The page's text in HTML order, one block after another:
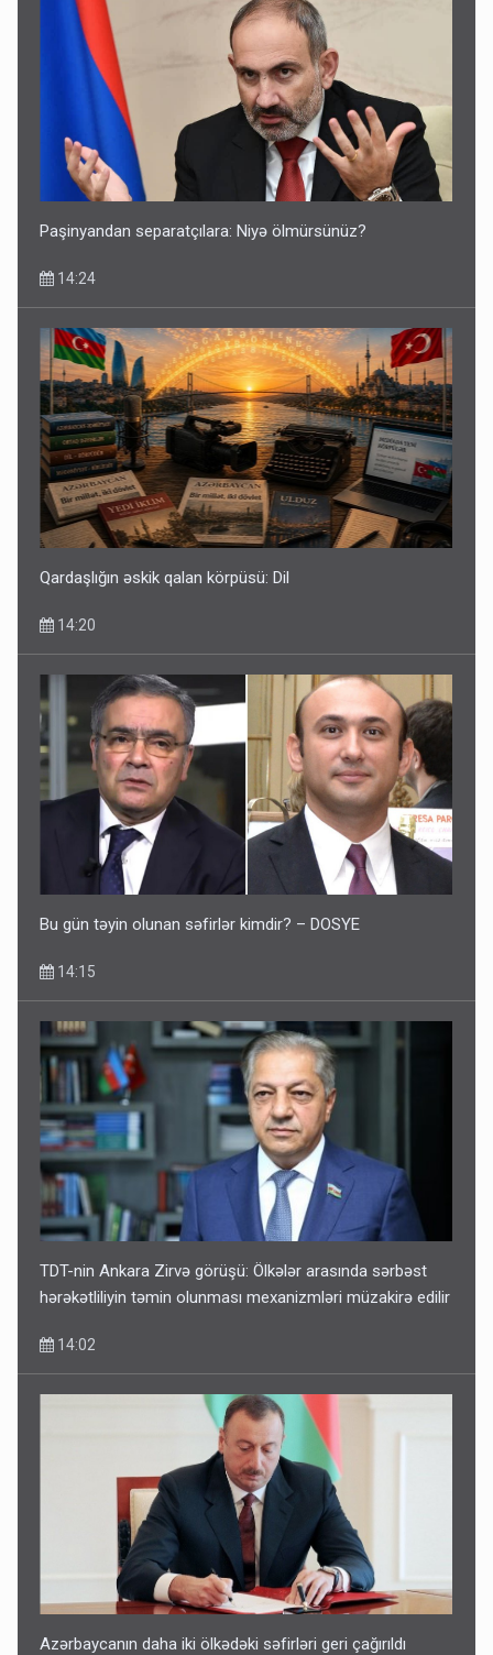
Paşinyandan separatçılara: Niyə ölmürsünüz?
14:24
Qardaşlığın əskik qalan körpüsü: Dil
14:20
Bu gün təyin olunan səfirlər kimdir? – DOSYE
14:15
TDT-nin Ankara Zirvə görüşü: Ölkələr arasında sərbəst
hərəkətliliyin təmin olunması mexanizmləri müzakirə edilir
14:02
Azərbaycanın daha iki ölkədəki səfirləri geri çağırıldı